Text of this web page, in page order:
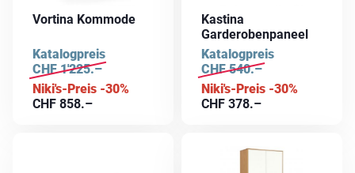
Vortina Kommode
Katalogpreis
CHF1'225.–
Niki's-Preis -30%
CHF 858.–
Kastina
Garderobenpaneel
Katalogpreis
CHF540.–
Niki's-Preis -30%
CHF 378.–